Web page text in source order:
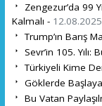
Zengezur’da 99
Kalmalı - 12.08.2025
Trump’ın Barış
Sevr’in 105. Yılı:
Türkiyeli Kime
Göklerde
Bu Vatan